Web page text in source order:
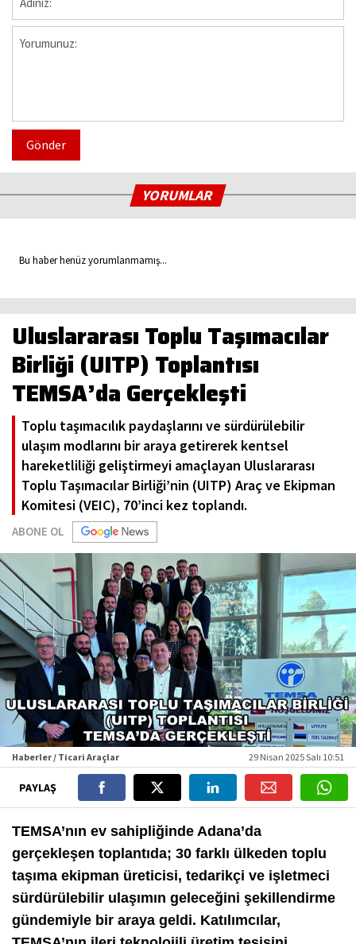
Gönder
YORUMLAR
Bu haber henüz yorumlanmamış...
Uluslararası Toplu Taşımacılar
Birliği (UITP) Toplantısı
TEMSA’da Gerçekleşti
Toplu taşımacılık paydaşlarını ve sürdürülebilir
ulaşım modlarını bir araya getirerek kentsel
hareketliliği geliştirmeyi amaçlayan Uluslararası
Toplu Taşımacılar Birliği’nin (UITP) Araç ve Ekipman
Komitesi (VEIC), 70’inci kez toplandı.
ABONE OL
Haberler / Ticari Araçlar 29 Nisan 2025 Salı 10:51
PAYLAŞ
TEMSA’nın ev sahipliğinde Adana’da
gerçekleşen toplantıda; 30 farklı ülkeden toplu
taşıma ekipman üreticisi, tedarikçi ve işletmeci
sürdürülebilir ulaşımın geleceğini şekillendirme
gündemiyle bir araya geldi. Katılımcılar,